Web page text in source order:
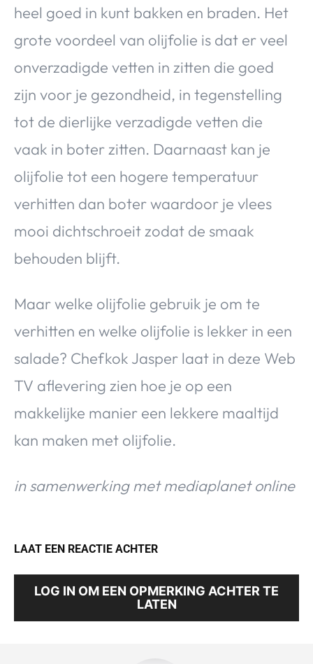
heel goed in kunt bakken en braden. Het
grote voordeel van olijfolie is dat er veel
onverzadigde vetten in zitten die goed
zijn voor je gezondheid, in tegenstelling
tot de dierlijke verzadigde vetten die
vaak in boter zitten. Daarnaast kan je
olijfolie tot een hogere temperatuur
verhitten dan boter waardoor je vlees
mooi dichtschroeit zodat de smaak
behouden blijft.
Maar welke olijfolie gebruik je om te
verhitten en welke olijfolie is lekker in een
salade? Chefkok Jasper laat in deze Web
TV aflevering zien hoe je op een
makkelijke manier een lekkere maaltijd
kan maken met olijfolie.
in samenwerking met mediaplanet online
LAAT EEN REACTIE ACHTER
LOG IN OM EEN OPMERKING ACHTER TE
LATEN